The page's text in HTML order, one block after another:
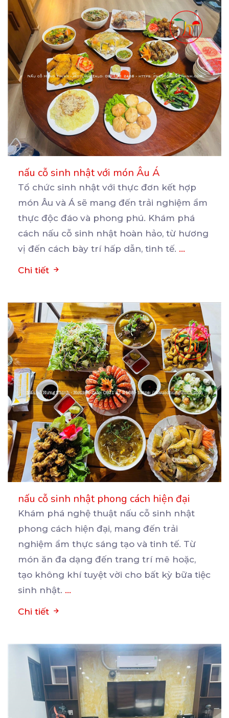
nấu cỗ sinh nhật với món Âu Á
Tổ chức sinh nhật với thực đơn kết hợp
món Âu và Á sẽ mang đến trải nghiệm ẩm
thực độc đáo và phong phú. Khám phá
cách nấu cỗ sinh nhật hoàn hảo, từ hương
vị đến cách bày trí hấp dẫn, tinh tế. ...
Chi tiết
nấu cỗ sinh nhật phong cách hiện đại
Khám phá nghệ thuật nấu cỗ sinh nhật
phong cách hiện đại, mang đến trải
nghiệm ẩm thực sáng tạo và tinh tế. Từ
món ăn đa dạng đến trang trí mê hoặc,
tạo không khí tuyệt vời cho bất kỳ bữa tiệc
sinh nhật. ...
Chi tiết